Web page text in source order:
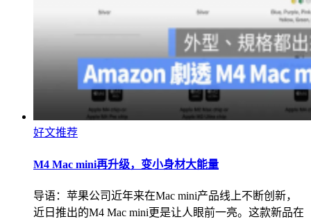
好文推荐
M4 Mac mini再升级，变小身材大能量
导语：苹果公司近年来在Mac mini产品线上不断创新，
近日推出的M4 Mac mini更是让人眼前一亮。这款新品在